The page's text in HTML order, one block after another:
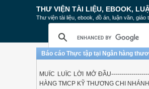
THƯ VIỆN TÀI LIỆU, EBOOK,
Thư viện tài liệu, ebook, đồ án, luận văn,
Báo cáo Thực tập tại Ngân hàng
MUÏC LUÏC LỜI MỞ
HÀNG TMCP KỸ THƯƠNG CHI